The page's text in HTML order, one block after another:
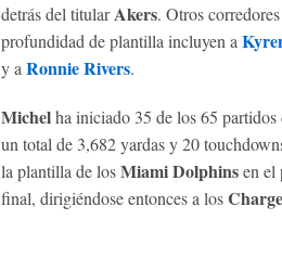
detrás del titularAkers. Otros
profundidad de plantilla incluyen a
y aRonnie Rivers.
Michelha iniciado 35 de los 65
un total de 3,682 yardas y 20
la plantilla de losMiami Dolphinsen el
final, dirigiéndose entonces a los